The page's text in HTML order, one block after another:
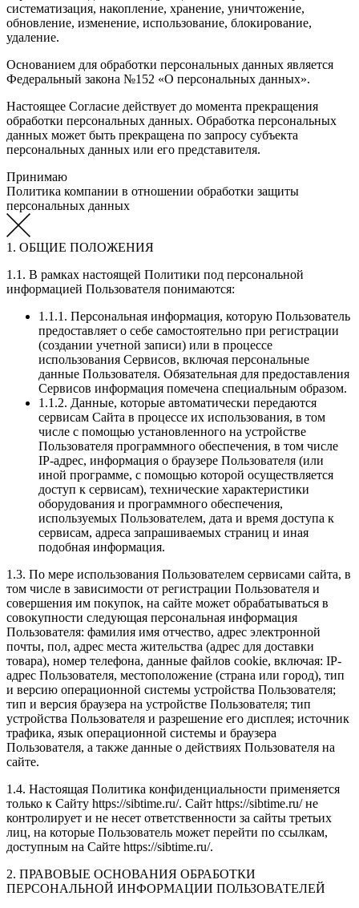
систематизация, накопление, хранение, уничтожение,
обновление, изменение, использование, блокирование,
удаление.
Основанием для обработки персональных данных является
Федеральный закона №152 «О персональных данных».
Настоящее Согласие действует до момента прекращения
обработки персональных данных. Обработка персональных
данных может быть прекращена по запросу субъекта
персональных данных или его представителя.
Принимаю
Политика компании в отношении обработки защиты
персональных данных
1. ОБЩИЕ ПОЛОЖЕНИЯ
1.1. В рамках настоящей Политики под персональной
информацией Пользователя понимаются:
1.1.1. Персональная информация, которую Пользователь
предоставляет о себе самостоятельно при регистрации
(создании учетной записи) или в процессе
использования Сервисов, включая персональные
данные Пользователя. Обязательная для предоставления
Сервисов информация помечена специальным образом.
1.1.2. Данные, которые автоматически передаются
сервисам Сайта в процессе их использования, в том
числе с помощью установленного на устройстве
Пользователя программного обеспечения, в том числе
IP-адрес, информация о браузере Пользователя (или
иной программе, с помощью которой осуществляется
доступ к сервисам), технические характеристики
оборудования и программного обеспечения,
используемых Пользователем, дата и время доступа к
сервисам, адреса запрашиваемых страниц и иная
подобная информация.
1.3. По мере использования Пользователем сервисами сайта, в
том числе в зависимости от регистрации Пользователя и
совершения им покупок, на сайте может обрабатываться в
совокупности следующая персональная информация
Пользователя: фамилия имя отчество, адрес электронной
почты, пол, адрес места жительства (адрес для доставки
товара), номер телефона, данные файлов cookie, включая: IP-
адрес Пользователя, местоположение (страна или город), тип
и версию операционной системы устройства Пользователя;
тип и версия браузера на устройстве Пользователя; тип
устройства Пользователя и разрешение его дисплея; источник
трафика, язык операционной системы и браузера
Пользователя, а также данные о действиях Пользователя на
сайте.
1.4. Настоящая Политика конфиденциальности применяется
только к Сайту https://sibtime.ru/. Сайт https://sibtime.ru/ не
контролирует и не несет ответственности за сайты третьих
лиц, на которые Пользователь может перейти по ссылкам,
доступным на Сайте https://sibtime.ru/.
2. ПРАВОВЫЕ ОСНОВАНИЯ ОБРАБОТКИ
ПЕРСОНАЛЬНОЙ ИНФОРМАЦИИ ПОЛЬЗОВАТЕЛЕЙ